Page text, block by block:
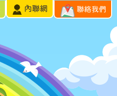
內聯網 聯絡我們